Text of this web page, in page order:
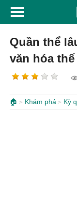
Quần thể
văn hóa
🏠 Khám phá Kỳ